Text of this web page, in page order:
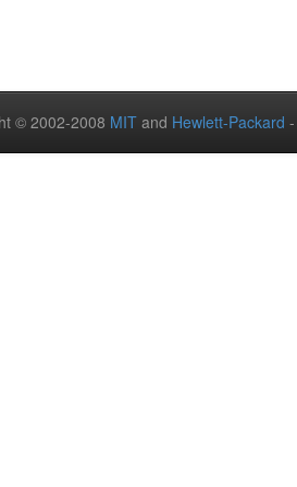
© 2002-2008 MIT and Hewlett-Packard -